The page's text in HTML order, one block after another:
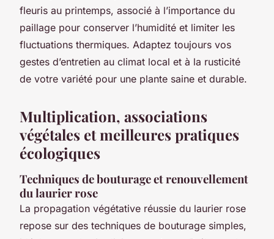
fleuris au printemps, associé à l’importance du
paillage pour conserver l’humidité et limiter les
fluctuations thermiques. Adaptez toujours vos
gestes d’entretien au climat local et à la rusticité
de votre variété pour une plante saine et durable.
Multiplication, associations
végétales et meilleures pratiques
écologiques
Techniques de bouturage et renouvellement
du laurier rose
La propagation végétative réussie du laurier rose
repose sur des techniques de bouturage simples,